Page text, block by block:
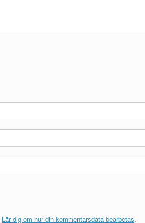
Lär dig om hur din kommentarsdata bearbetas.